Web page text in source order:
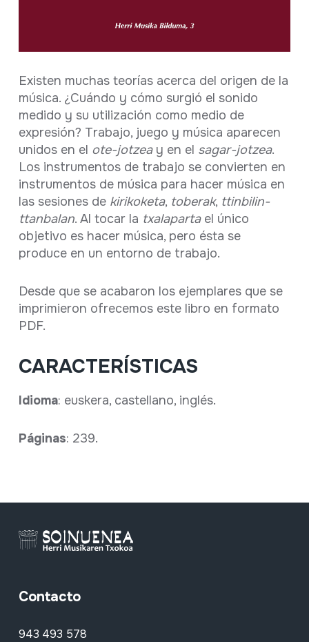
Ficha completa
Existen muchas teorías acerca del origen de la
música. ¿Cuándo y cómo surgió el sonido
medido y su utilización como medio de
expresión? Trabajo, juego y música aparecen
unidos en el ote-jotzeay en el sagar-jotzea.
Los instrumentos de trabajo se convierten en
instrumentos de música para hacer música en
las sesiones de kirikoketa, toberak, ttinbilin-
ttanbalan. Al tocar la txalapartael único
objetivo es hacer música, pero ésta se
produce en un entorno de trabajo.
Desde que se acabaron los ejemplares que se
imprimieron ofrecemos este libro en formato
PDF.
CARACTERÍSTICAS
Idioma: euskera, castellano, inglés.
Páginas: 239.
Contacto
943 493 578